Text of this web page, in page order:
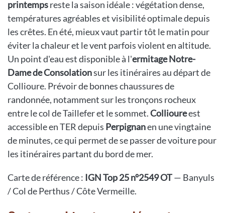
printempsreste la saison idéale : végétation dense,
températures agréables et visibilité optimale depuis
les crêtes. En été, mieux vaut partir tôt le matin pour
éviter la chaleur et le vent parfois violent en altitude.
Un point d'eau est disponible à l'ermitage Notre-
Dame de Consolationsur les itinéraires au départ de
Collioure. Prévoir de bonnes chaussures de
randonnée, notamment sur les tronçons rocheux
entre le col de Taillefer et le sommet.Collioureest
accessible en TER depuis Perpignanen une vingtaine
de minutes, ce qui permet de se passer de voiture pour
les itinéraires partant du bord de mer.
Carte de référence : IGN Top 25 n°2549 OT— Banyuls
/ Col de Perthus / Côte Vermeille.